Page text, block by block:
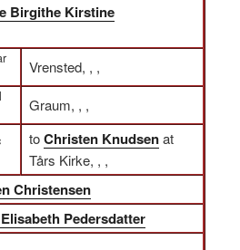
Birgithe Kirstine
Vrensted, , ,
Graum, , ,
toChristen Knudsenat
Tårs Kirke, , ,
Christensen
Pedersdatter